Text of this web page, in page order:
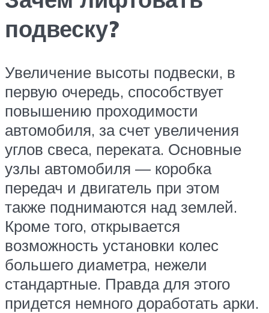
подвеску?
Увеличение высоты подвески, в
первую очередь, способствует
повышению проходимости
автомобиля, за счет увеличения
углов свеса, переката. Основные
узлы автомобиля — коробка
передач и двигатель при этом
также поднимаются над землей.
Кроме того, открывается
возможность установки колес
большего диаметра, нежели
стандартные. Правда для этого
придется немного доработать арки.